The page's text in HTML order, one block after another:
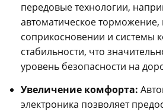
передовые технологии,
автоматическое
соприкосновении и системы
стабильности, что
уровень безопасности на
Увеличение комфорта:
электроника позволяет